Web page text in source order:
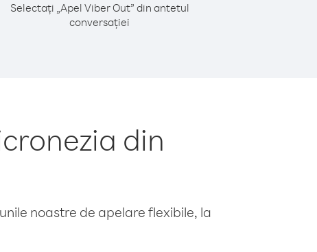
Selectați „Apel Viber Out” din antetul
conversației
din
noastre de apelare flexibile, la